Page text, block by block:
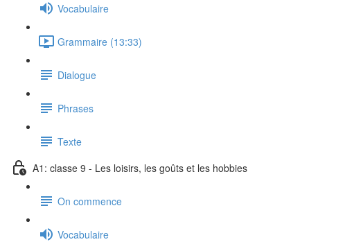
Vocabulaire
Grammaire (13:33)
Dialogue
Phrases
Texte
A1: classe 9 - Les loisirs, les goûts et les hobbies
On commence
Vocabulaire